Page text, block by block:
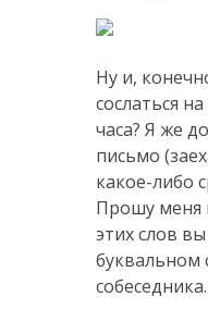
Ну и,
сослаться
часа? Я же
письмо
какое-либо
Прошу меня
этих слов
буквальном
собеседника.